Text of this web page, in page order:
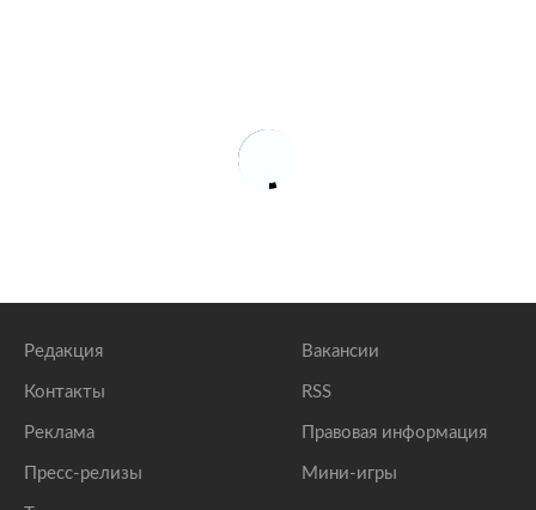
Редакция
Контакты
Реклама
Пресс-релизы
Вакансии
RSS
Правовая информация
Мини-игры